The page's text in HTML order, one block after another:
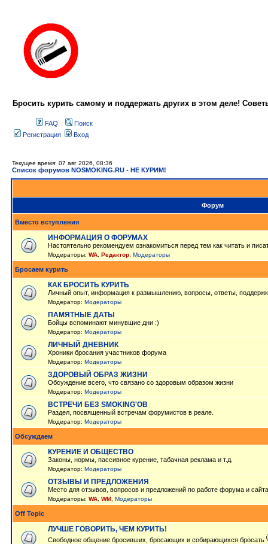
Бросить курить самому и поддержать других в этом деле!
FAQ
Поиск
Регистрация
Вход
Текущее время: 07 авг 2026, 08:36
Список форумов NOSMOKING.RU - НЕ КУРИМ!
Форум
Вместо вступления
ИНФОРМАЦИЯ О ФОРУМАХ
Настоятельно рекомендуем ознакомиться перед тем как читать и
Модераторы: WA Редактор Модераторы
Бросаем курить
КАК БРОСИТЬ КУРИТЬ
Личный опыт, информация к размышлению, вопросы, ответы,
Модератор: Модераторы
ПАМЯТНЫЕ ДАТЫ
Бойцы вспоминают минувшие дни :)
Модератор: Модераторы
ЛИЧНЫЙ ДНЕВНИК
Хроники бросания участников форума
Модератор: Модераторы
ЗДОРОВЫЙ ОБРАЗ ЖИЗНИ
Обсуждение всего, что связано со здоровым образом жизни
Модератор: Модераторы
ВСТРЕЧИ БЕЗ SMOKING'OB
Раздел, посвященный встречам форумистов в реале.
Модератор: Модераторы
Обсуждаем
КУРЕНИЕ И ОБЩЕСТВО
Законы, нормы, пассивное курение, табачная реклама и т.д.
Модератор: Модераторы
ОТЗЫВЫ И ПРЕДЛОЖЕНИЯ
Место для отзывов, вопросов и предложений по работе форума и сайта
Модераторы: WA WM Модераторы
Off Topic
ЛУЧШЕ ГОВОРИТЬ, ЧЕМ КУРИТЬ!
Свободное общение бросивших, бросающих и собирающихся бросать